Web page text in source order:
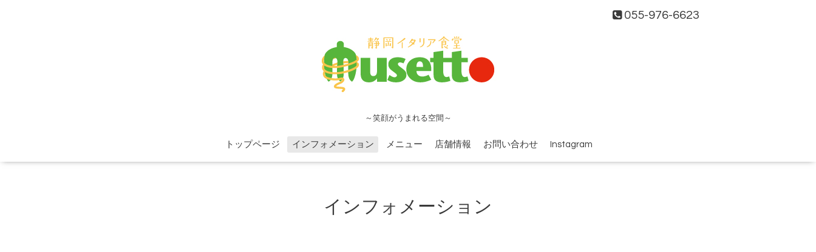
055-976-6623
～笑顔がうまれる空間～
トップページ インフォメーション メニュー 店舗情報 お問い合わせ Instagram
インフォメーション